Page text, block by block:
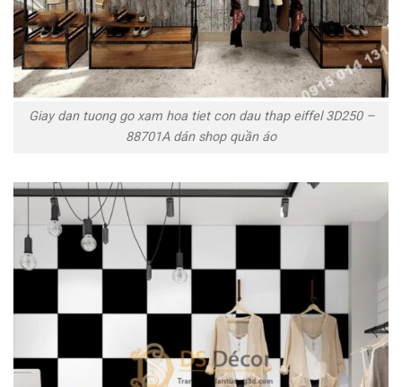
Giay dan tuong go xam hoa tiet con dau thap eiffel 3D250 –
88701A dán shop quần áo